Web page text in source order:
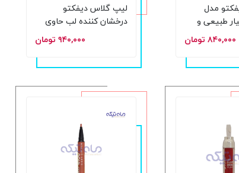
مدل
طبیعی و
۸۴۰,۰۰۰ تومان
لیپ گلاس دیفکتو
درخشان کننده لب حاوی
ویتامین شماره L05 حجم۹۴۰,۰۰۰ تومان